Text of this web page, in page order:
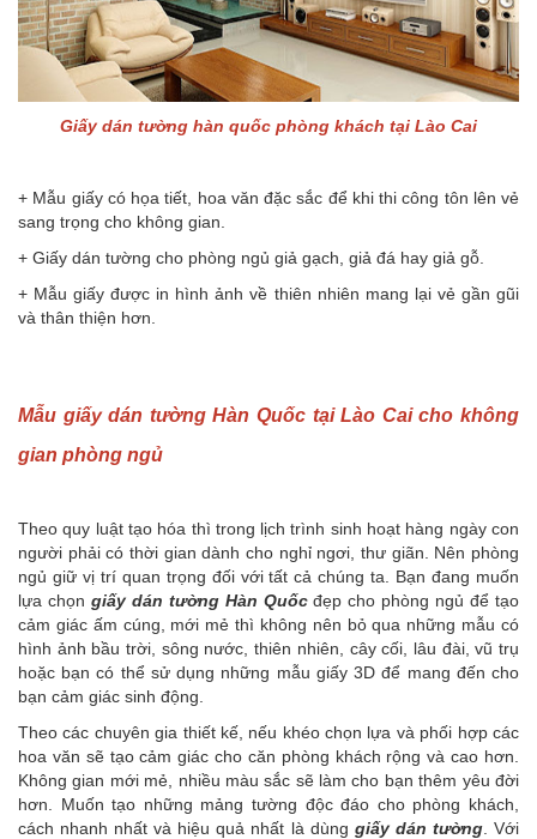
Giấy dán tường hàn quốc phòng khách tại Lào Cai
+ Mẫu giấy có họa tiết, hoa văn đặc sắc để khi thi công tôn lên vẻ
sang trọng cho không gian.
+ Giấy dán tường cho phòng ngủ giả gạch, giả đá hay giả gỗ.
+ Mẫu giấy được in hình ảnh về thiên nhiên mang lại vẻ gần gũi
và thân thiện hơn.
Mẫu giấy dán tường Hàn Quốc tại Lào Cai cho không
gian phòng ngủ
Theo quy luật tạo hóa thì trong lịch trình sinh hoạt hàng ngày con
người phải có thời gian dành cho nghỉ ngơi, thư giãn. Nên phòng
ngủ giữ vị trí quan trọng đối với tất cả chúng ta. Bạn đang muốn
lựa chọn giấy dán tường Hàn Quốcđẹp cho phòng ngủ để tạo
cảm giác ấm cúng, mới mẻ thì không nên bỏ qua những mẫu có
hình ảnh bầu trời, sông nước, thiên nhiên, cây cối, lâu đài, vũ trụ
hoặc bạn có thể sử dụng những mẫu giấy 3D để mang đến cho
bạn cảm giác sinh động.
Theo các chuyên gia thiết kế, nếu khéo chọn lựa và phối hợp các
hoa văn sẽ tạo cảm giác cho căn phòng khách rộng và cao hơn.
Không gian mới mẻ, nhiều màu sắc sẽ làm cho bạn thêm yêu đời
hơn. Muốn tạo những mảng tường độc đáo cho phòng khách,
cách nhanh nhất và hiệu quả nhất là dùng giấy dán tường. Với